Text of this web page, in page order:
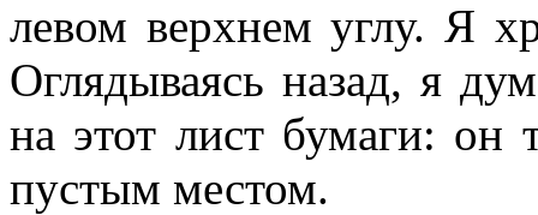
левом верхнем углу. Я
Оглядываясь назад, я
на этот лист бумаги: он
пустым местом.